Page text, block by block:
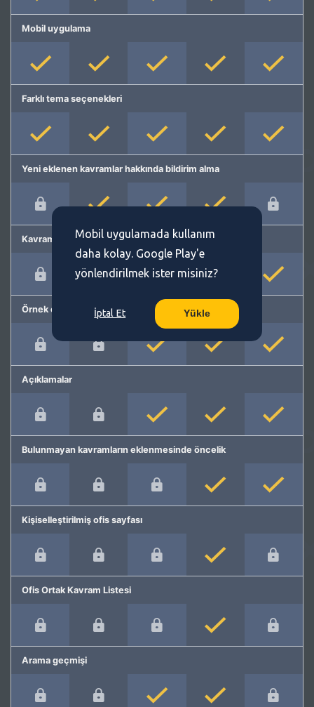
Mobil uygulama
Farklı tema seçenekleri
Yeni eklenen kavramlar hakkında bildirim alma
Kavram önerme
Örnek cümleler
Açıklamalar
Bulunmayan kavramların eklenmesinde öncelik
Kişiselleştirilmiş ofis sayfası
Ofis Ortak Kavram Listesi
Arama geçmişi
Mobil uygulamada kullanım
daha kolay. Google Play'e
yönlendirilmek ister misiniz?
İptal Et Yükle